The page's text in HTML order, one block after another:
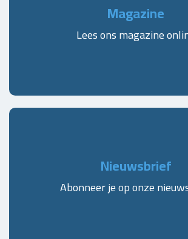
Magazine
Lees ons magazine
Nieuwsbrief
Abonneer je op onze